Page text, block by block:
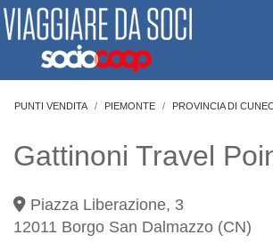
PUNTI VENDITA PIEMONTE PROVINCIA DI
Gattinoni Travel
Piazza Liberazione, 3
12011 Borgo San Dalmazzo (CN)